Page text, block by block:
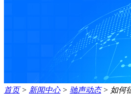
首页> 新闻中心> 驰声动态> 如何